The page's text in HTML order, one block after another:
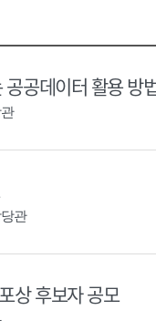
공공데이터 활용 방
관
상 후보자 공모